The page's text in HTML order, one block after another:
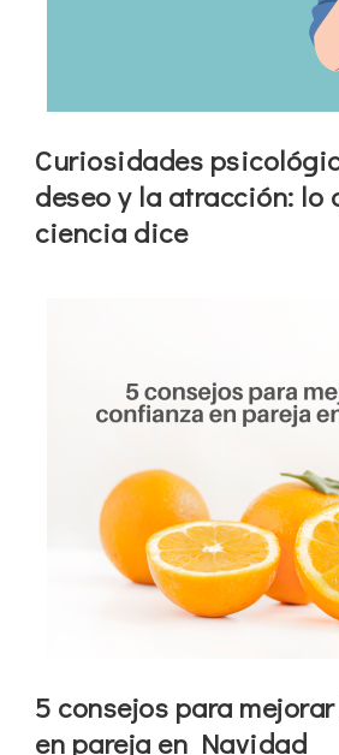
Curiosidades
deseo y la atracción: lo
ciencia dice
5 consejos para
en pareja en Navidad